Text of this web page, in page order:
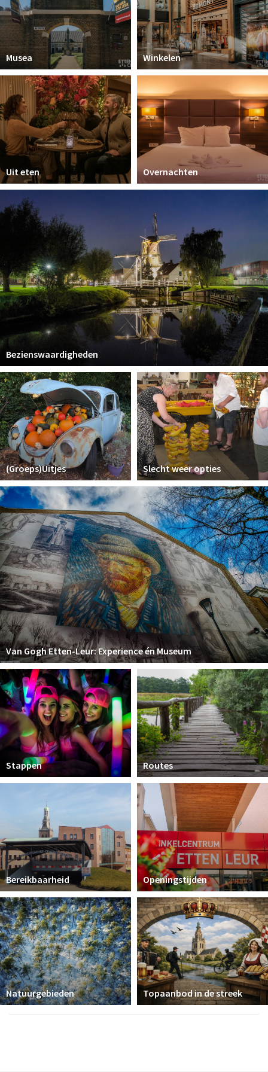
Musea Winkelen
Uit eten Overnachten
Bezienswaardigheden
(Groeps)Uitjes Slecht weer opties
Van Gogh Etten-Leur: Experience én Museum
Stappen Routes
Bereikbaarheid Openingstijden
Natuurgebieden Topaanbod in de streek